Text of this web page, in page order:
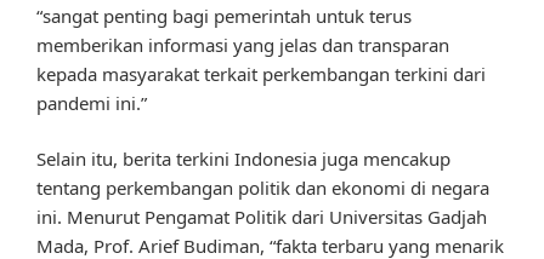
“sangat penting bagi pemerintah untuk terus
memberikan informasi yang jelas dan transparan
kepada masyarakat terkait perkembangan terkini dari
pandemi ini.”
Selain itu, berita terkini Indonesia juga mencakup
tentang perkembangan politik dan ekonomi di negara
ini. Menurut Pengamat Politik dari Universitas Gadjah
Mada, Prof. Arief Budiman, “fakta terbaru yang menarik